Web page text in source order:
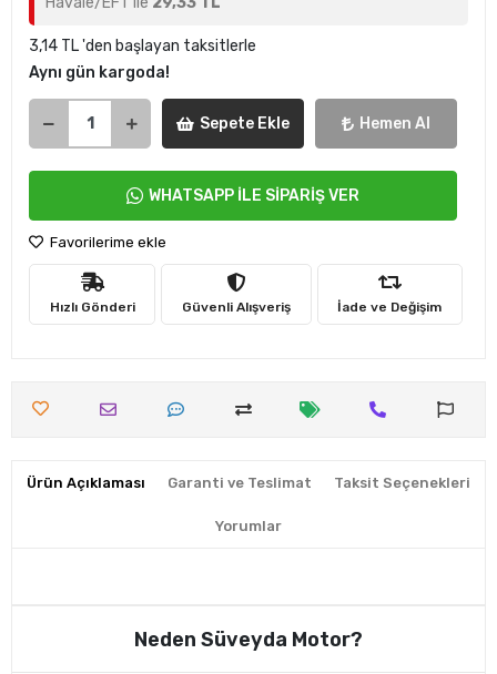
3,14 TL 'den başlayan taksitlerle
Aynı gün kargoda!
Sepete Ekle Hemen Al
WHATSAPP İLE SİPARİŞ VER
Favorilerime ekle
Hızlı Gönderi Güvenli Alışveriş İade ve Değişim
Ürün Açıklaması Garanti ve Teslimat Taksit Seçenekleri
Yorumlar
Neden Süveyda Motor?